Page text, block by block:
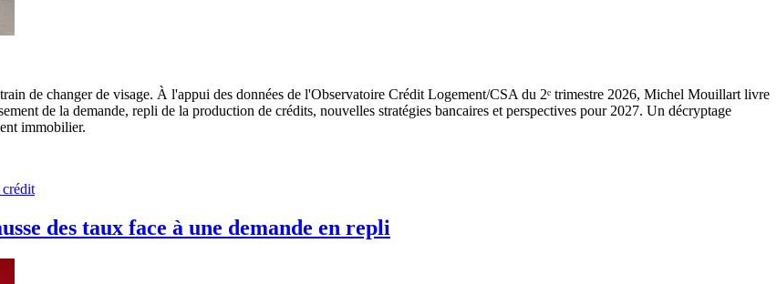
de changer de visage. À l'appui des données de l'Observatoire Crédit Logement/CSA du 2ᵉ trimestre 2026, Michel Mouillart livre
de la demande, repli de la production de crédits, nouvelles stratégies bancaires et perspectives pour 2027. Un décryptage
immobilier.
crédit
des taux face à une demande en repli